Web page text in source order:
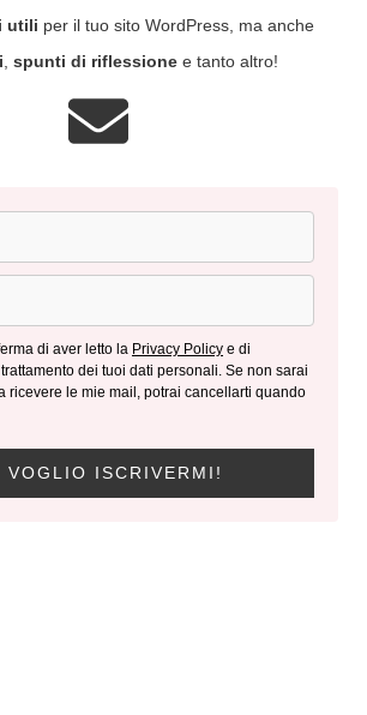
utili per il tuo sito WordPress, ma anche
spunti di riflessione e tanto altro!
di aver letto la Privacy Policy e di
dei tuoi dati personali. Se non sarai
ricevere le mie mail, potrai cancellarti quando
VOGLIO ISCRIVERMI!